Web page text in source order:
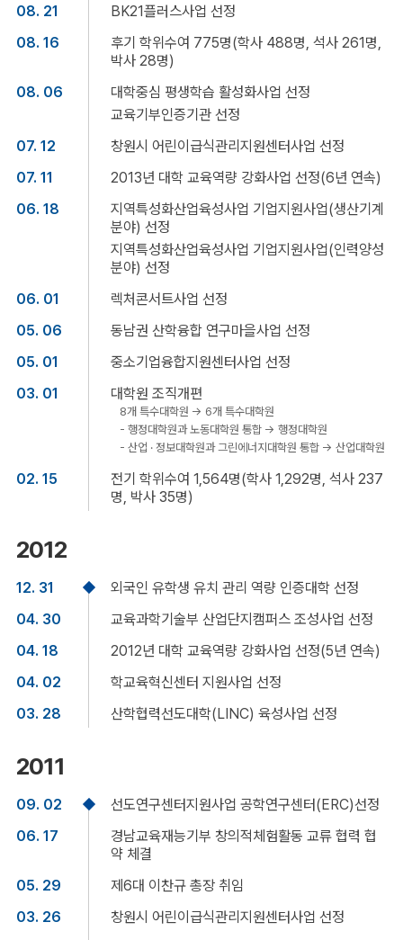
08. 21
BK21플러스사업 선정
08. 16
후기 학위수여 775명(학사 488명, 석사 261명,
박사 28명)
08. 06
대학중심 평생학습 활성화사업 선정
교육기부인증기관 선정
07. 12
창원시 어린이급식관리지원센터사업 선정
07. 11
2013년 대학 교육역량 강화사업 선정(6년 연속)
06. 18
지역특성화산업육성사업 기업지원사업(생산기계
분야) 선정
지역특성화산업육성사업 기업지원사업(인력양성
분야) 선정
06. 01
렉처콘서트사업 선정
05. 06
동남권 산학융합 연구마을사업 선정
05. 01
중소기업융합지원센터사업 선정
03. 01
대학원 조직개편
8개 특수대학원 → 6개 특수대학원
- 행정대학원과 노동대학원 통합 → 행정대학원
- 산업 · 정보대학원과 그린에너지대학원 통합 → 산업대학원
02. 15
전기 학위수여 1,564명(학사 1,292명, 석사 237
명, 박사 35명)
2012
12. 31
외국인 유학생 유치 관리 역량 인증대학 선정
04. 30
교육과학기술부 산업단지캠퍼스 조성사업 선정
04. 18
2012년 대학 교육역량 강화사업 선정(5년 연속)
04. 02
학교육혁신센터 지원사업 선정
03. 28
산학협력선도대학(LINC) 육성사업 선정
2011
09. 02
선도연구센터지원사업 공학연구센터(ERC)선정
06. 17
경남교육재능기부 창의적체험활동 교류 협력 협
약 체결
05. 29
제6대 이찬규 총장 취임
03. 26
창원시 어린이급식관리지원센터사업 선정